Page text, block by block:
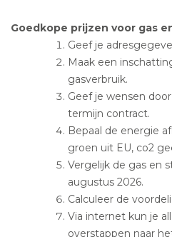
Goedkope prijzen voor gas
Geef je
Maak een
gasverbruik.
Geef je wensen
termijn contract.
Bepaal de energie
groen uit EU, co2
Vergelijk de gas en
augustus 2026.
Calculeer de
Via internet kun je
overstappen naar